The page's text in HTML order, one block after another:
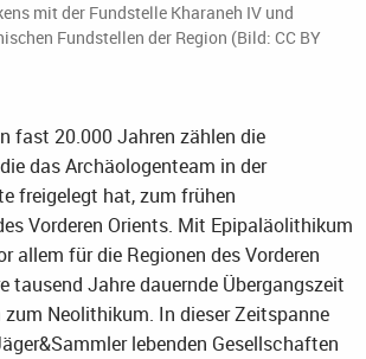
mit der Fundstelle Kharaneh IV und
Fundstellen der Region (Bild: CC BY
fast 20.000 Jahren zählen die
das Archäologenteam in der
freigelegt hat, zum frühen
Vorderen Orients. Mit Epipaläolithikum
allem für die Regionen des Vorderen
tausend Jahre dauernde Übergangszeit
Neolithikum. In dieser Zeitspanne
lebenden Gesellschaften